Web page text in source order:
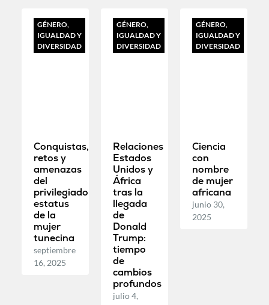
GÉNERO,
IGUALDAD Y
DIVERSIDAD
Conquistas,
retos y
amenazas
del
privilegiado
estatus
de la
mujer
tunecina
septiembre
16, 2025
GÉNERO,
IGUALDAD Y
DIVERSIDAD
Relaciones
Estados
Unidos y
África
tras la
llegada
de
Donald
Trump:
tiempo
de
cambios
profundos
julio 4,
GÉNERO,
IGUALDAD Y
DIVERSIDAD
Ciencia
con
nombre
de mujer
africana
junio 30,
2025